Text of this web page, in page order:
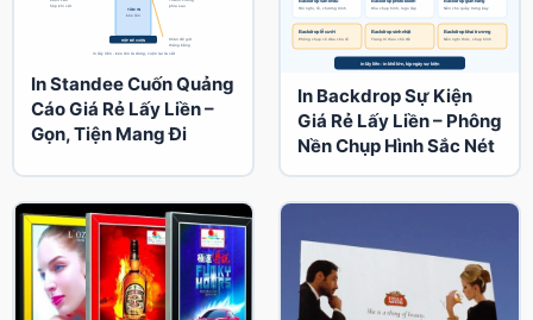
In Standee Cuốn Quảng
Cáo Giá Rẻ Lấy Liền –
Gọn, Tiện Mang Đi
In Backdrop Sự Kiện
Giá Rẻ Lấy Liền – Phông
Nền Chụp Hình Sắc Nét